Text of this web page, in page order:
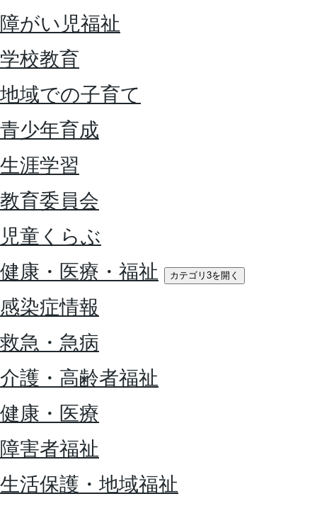
障がい児福祉
学校教育
地域での子育て
青少年育成
生涯学習
教育委員会
児童くらぶ
健康・医療・福祉
カテゴリ3を開く
感染症情報
救急・急病
介護・高齢者福祉
健康・医療
障害者福祉
生活保護・地域福祉